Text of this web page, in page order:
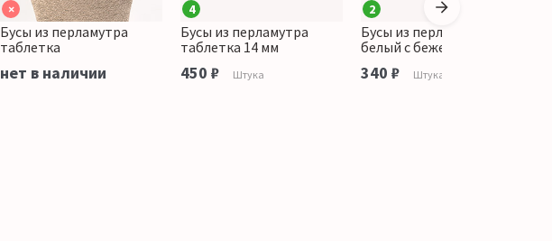
×
Бусы из перламутра
таблетка
нет в наличии
4
Бусы из перламутра
таблетка 14 мм
450 ₽ Штука
2
Бусы из перламутра микс
белый с бежевым 6 мм
340 ₽ Штука